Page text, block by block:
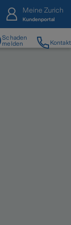
Meine Zurich
Kundenportal
Schaden
melden
Kontakt